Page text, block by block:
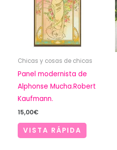
Chicas y cosas de chicas
Panel modernista de
Alphonse Mucha.Robert
Kaufmann.
15,00€
VISTA RÁPIDA